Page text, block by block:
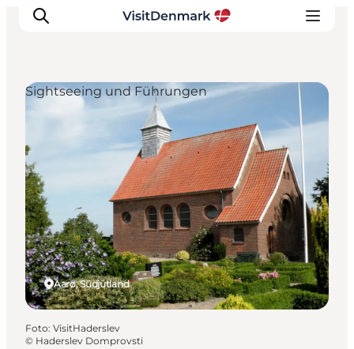
Regionen
Erlebnisse
Unterkünfte
Reiseplanung
Aarø, Südjütland
Sightseeing und Führungen
Foto: VisitHaderslev
© Haderslev Domprovsti